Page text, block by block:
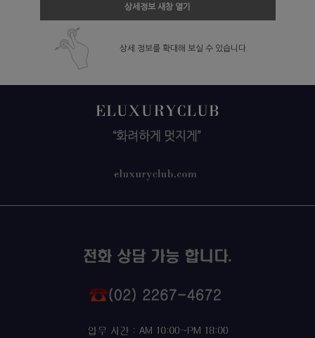
상세정보 새창 열기
상세 정보를 확대해 보실 수 있습니다.